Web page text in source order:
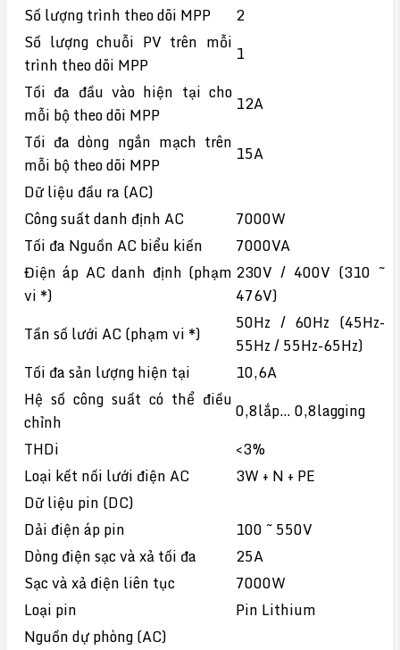
Số lượng trình theo dõi MPP
2
Số lượng chuỗi PV trên mỗi
trình theo dõi MPP
1
Tối đa đầu vào hiện tại cho
mỗi bộ theo dõi MPP
12A
Tối đa dòng ngắn mạch trên
mỗi bộ theo dõi MPP
15A
Dữ liệu đầu ra (AC)
Công suất danh định AC
7000W
Tối đa Nguồn AC biểu kiến
7000VA
Điện áp AC danh định (phạm
vi *)
230V / 400V (310 ~
476V)
Tần số lưới AC (phạm vi *)
50Hz / 60Hz (45Hz-
55Hz / 55Hz-65Hz)
Tối đa sản lượng hiện tại
10,6A
Hệ số công suất có thể điều
chỉnh
0,8lắp… 0,8lagging
THDi
<3%
Loại kết nối lưới điện AC
3W + N + PE
Dữ liệu pin (DC)
Dải điện áp pin
100 ~ 550V
Dòng điện sạc và xả tối đa
25A
Sạc và xả điện liên tục
7000W
Loại pin
Pin Lithium
Nguồn dự phòng (AC)